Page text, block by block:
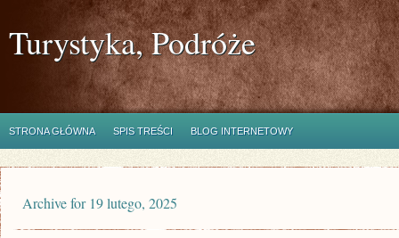
Turystyka, Podróże
STRONA GŁÓWNA SPIS TREŚCI BLOG INTERNETOWY
Archive for 19 lutego, 2025